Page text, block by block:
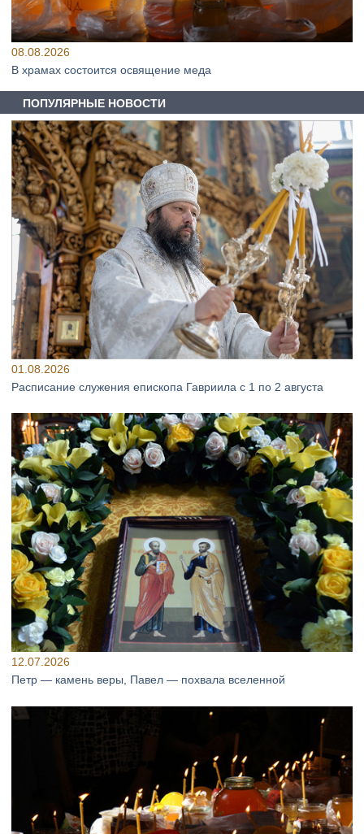
08.08.2026
В храмах состоится освящение меда
ПОПУЛЯРНЫЕ НОВОСТИ
01.08.2026
Расписание служения епископа Гавриила с 1 по 2 августа
12.07.2026
Петр — камень веры, Павел — похвала вселенной